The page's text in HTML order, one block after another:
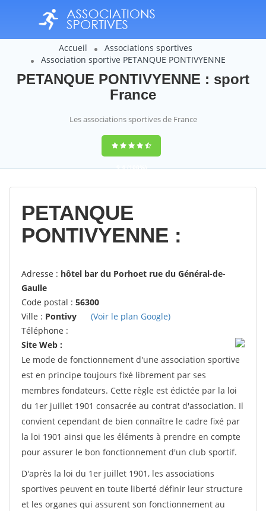
Accueil
Associations sportives
Association sportive PETANQUE PONTIVYENNE
PETANQUE PONTIVYENNE : sport
France
Les associations sportives de France
9,4(100%)
14358votes
PETANQUE
PONTIVYENNE :
Adresse : hôtel bar du Porhoet rue du Général-de-
Gaulle
Code postal : 56300
Ville : Pontivy
(Voir le plan Google)
Téléphone :
Site Web :
Le mode de fonctionnement d'une association sportive
est en principe toujours fixé librement par ses
membres fondateurs. Cette règle est édictée par la loi
du 1er juillet 1901 consacrée au contrat d'association. Il
convient cependant de bien connaître le cadre fixé par
la loi 1901 ainsi que les éléments à prendre en compte
pour assurer le bon fonctionnement d'un club sportif.
D'après la loi du 1er juillet 1901, les associations
sportives peuvent en toute liberté définir leur structure
et les organes qui assurent son fonctionnement au